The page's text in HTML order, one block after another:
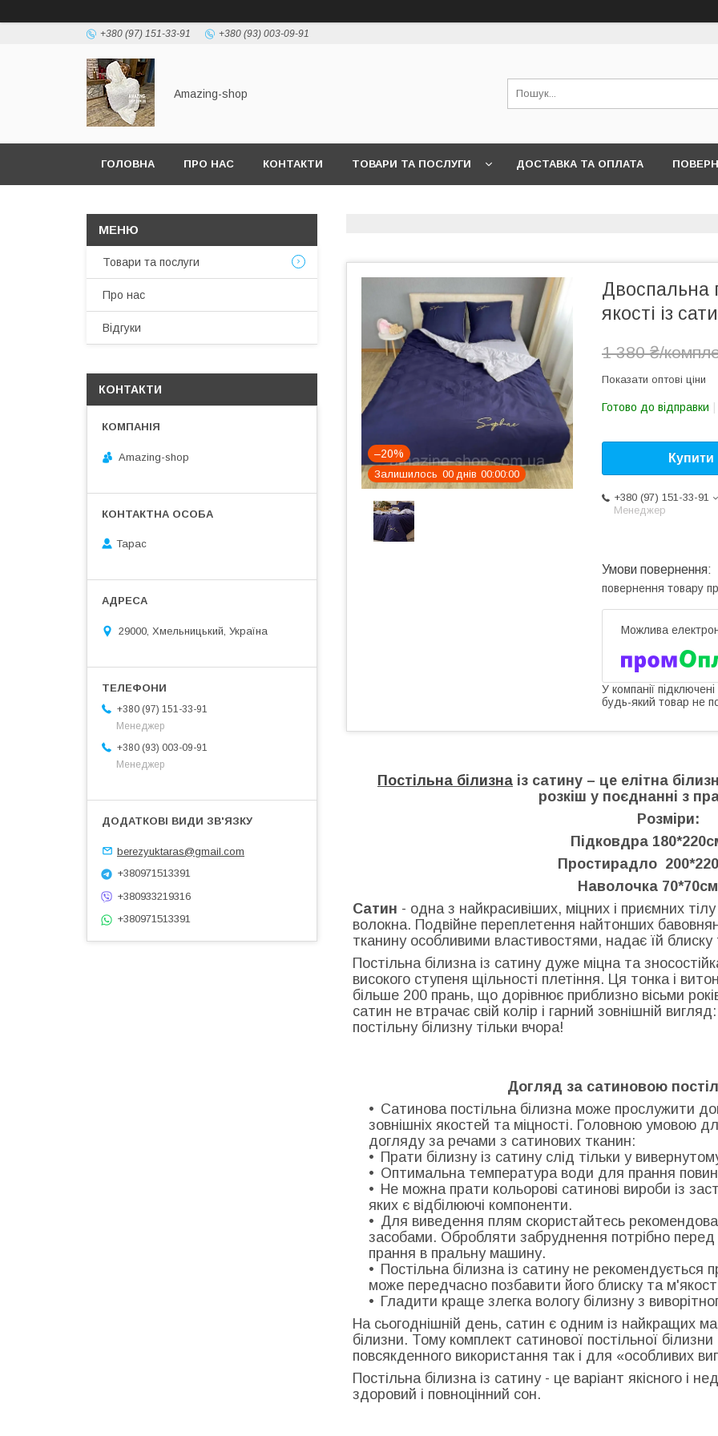
+380 (97) 151-33-91 +380 (93) 003-09-91
Amazing-shop
ГОЛОВНА ПРО НАС КОНТАКТИ ТОВАРИ ТА ПОСЛУГИ ДОСТАВКА ТА ОПЛАТА
–20%
Залишилось 00 днів 00 00 00
Двоспальна
якості із
1 380 ₴/
Показати оптові ціни
Готово до відправки
Купити
+380 (97) 151-33-91
Менеджер
повернення товару
У компанії
будь-який товар не
Постільна білизна із сатину – це елітна
розкіш у поєднанні з
Розміри:
Підковдра
Простирадло
Наволочка
Сатин - одна з найкрасивіших, міцних і приємних
волокна. Подвійне переплетення найтонших
тканину особливими властивостями, надає їй
Постільна білизна із сатину дуже міцна та
високого ступеня щільності плетіння. Ця тонка і
більше 200 прань, що дорівнює приблизно вісьми
сатин не втрачає свій колір і гарний зовнішній
постільну білизну тільки вчора!
Догляд за сатиновою
Сатинова постільна білизна може прослужити
зовнішніх якостей та міцності. Головною умовою
догляду за речами з сатинових тканин:
Прати білизну із сатину слід тільки у
Оптимальна температура води для прання
Не можна прати кольорові сатинові вироби із
яких є відбілюючі компоненти.
Для виведення плям скористайтесь
засобами. Обробляти забруднення потрібно
прання в пральну машину.
Постільна білизна із сатину не рекомендується
може передчасно позбавити його блиску та
Гладити краще злегка вологу білизну з
На сьогоднішній день, сатин є одним із найкращих
білизни. Тому комплект сатинової постільної
повсякденного використання так і для «особливих
Постільна білизна із сатину - це варіант якісного і
здоровий і повноцінний сон.
Товари та послуги
Про нас
Відгуки
КОНТАКТИ
Amazing-shop
Тарас
29000, Хмельницький, Україна
+380 (97) 151-33-91
Менеджер
+380 (93) 003-09-91
Менеджер
berezyuktaras@gmail.com
+380971513391
+380933219316
+380971513391